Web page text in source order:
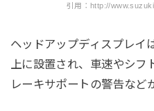
引用：http://
ヘッドアップディスプレイ
上に設置され、車速やシ
レーキサポートの警告など